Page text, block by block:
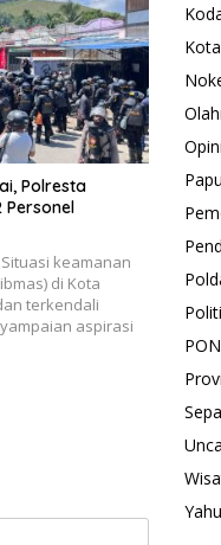
Polresta
Personel
Situasi keamanan
di Kota
terkendali
aspirasi